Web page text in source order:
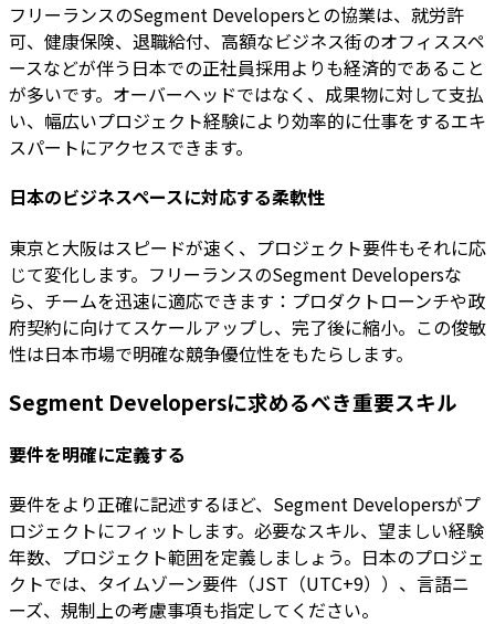
フリーランスのSegment Developersとの協業は、就労許
可、健康保険、退職給付、高額なビジネス街のオフィススペ
ースなどが伴う日本での正社員採用よりも経済的であること
が多いです。オーバーヘッドではなく、成果物に対して支払
い、幅広いプロジェクト経験により効率的に仕事をするエキ
スパートにアクセスできます。
日本のビジネスペースに対応する柔軟性
東京と大阪はスピードが速く、プロジェクト要件もそれに応
じて変化します。フリーランスのSegment Developersな
ら、チームを迅速に適応できます：プロダクトローンチや政
府契約に向けてスケールアップし、完了後に縮小。この俊敏
性は日本市場で明確な競争優位性をもたらします。
Segment Developersに求めるべき重要スキル
要件を明確に定義する
要件をより正確に記述するほど、Segment Developersがプ
ロジェクトにフィットします。必要なスキル、望ましい経験
年数、プロジェクト範囲を定義しましょう。日本のプロジェ
クトでは、タイムゾーン要件（JST（UTC+9））、言語ニ
ーズ、規制上の考慮事項も指定してください。